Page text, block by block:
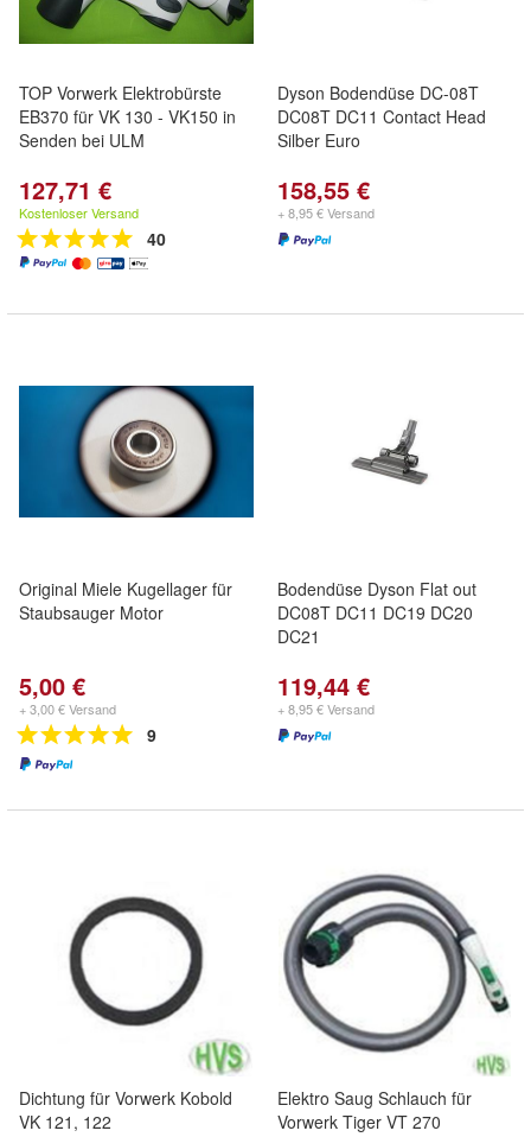
TOP Vorwerk Elektrobürste
EB370 für VK 130 - VK150 in
Senden bei ULM
127,71 €
Kostenloser Versand
40
Dyson Bodendüse DC-08T
DC08T DC11 Contact Head
Silber Euro
158,55 €
+ 8,95 € Versand
Original Miele Kugellager für
Staubsauger Motor
5,00 €
+ 3,00 € Versand
9
Bodendüse Dyson Flat out
DC08T DC11 DC19 DC20
DC21
119,44 €
+ 8,95 € Versand
Dichtung für Vorwerk Kobold
VK 121, 122
Elektro Saug Schlauch für
Vorwerk Tiger VT 270